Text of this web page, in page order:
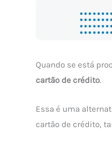
Quando se está
cartão de crédito.
Essa é uma
cartão de crédito,